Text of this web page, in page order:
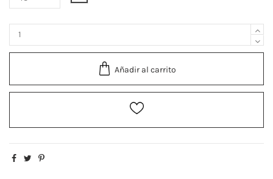
Añadir al carrito